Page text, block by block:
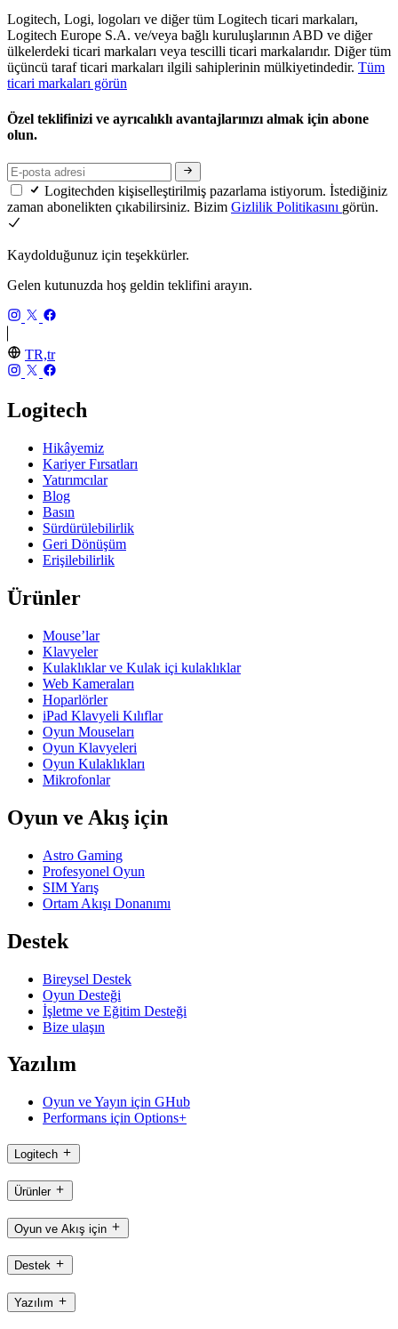
Logitech, Logi, logoları ve diğer tüm Logitech ticari markaları,
Logitech Europe S.A. ve/veya bağlı kuruluşlarının ABD ve diğer
ülkelerdeki ticari markaları veya tescilli ticari markalarıdır. Diğer tüm
üçüncü taraf ticari markaları ilgili sahiplerinin mülkiyetindedir. Tüm
ticari markaları görün
Özel teklifinizi ve ayrıcalıklı avantajlarınızı almak için abone
olun.
Logitechden kişiselleştirilmiş pazarlama istiyorum. İstediğiniz
zaman abonelikten çıkabilirsiniz. Bizim Gizlilik Politikasını görün.
Kaydolduğunuz için teşekkürler.
Gelen kutunuzda hoş geldin teklifini arayın.
TR,tr
Logitech
Hikâyemiz
Kariyer Fırsatları
Yatırımcılar
Blog
Basın
Sürdürülebilirlik
Geri Dönüşüm
Erişilebilirlik
Ürünler
Mouse’lar
Klavyeler
Kulaklıklar ve Kulak içi kulaklıklar
Web Kameraları
Hoparlörler
iPad Klavyeli Kılıflar
Oyun Mouseları
Oyun Klavyeleri
Oyun Kulaklıkları
Mikrofonlar
Oyun ve Akış için
Astro Gaming
Profesyonel Oyun
SIM Yarış
Ortam Akışı Donanımı
Destek
Bireysel Destek
Oyun Desteği
İşletme ve Eğitim Desteği
Bize ulaşın
Yazılım
Oyun ve Yayın için GHub
Performans için Options+
Logitech
Ürünler
Oyun ve Akış için
Destek
Yazılım